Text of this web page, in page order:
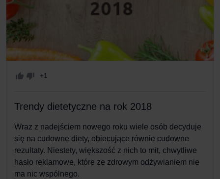
+1
Trendy dietetyczne na rok 2018
Wraz z nadejściem nowego roku wiele osób decyduje
się na cudowne diety, obiecujące równie cudowne
rezultaty. Niestety, większość z nich to mit, chwytliwe
hasło reklamowe, które ze zdrowym odżywianiem nie
ma nic wspólnego.